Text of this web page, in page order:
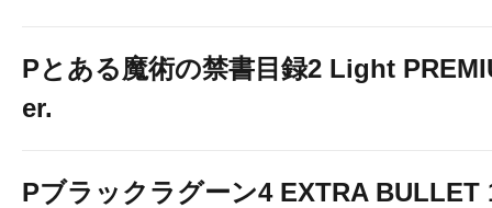
Pとある魔術の禁書目録2 Light
er.
Pブラックラグーン4 EXTRA BULLET